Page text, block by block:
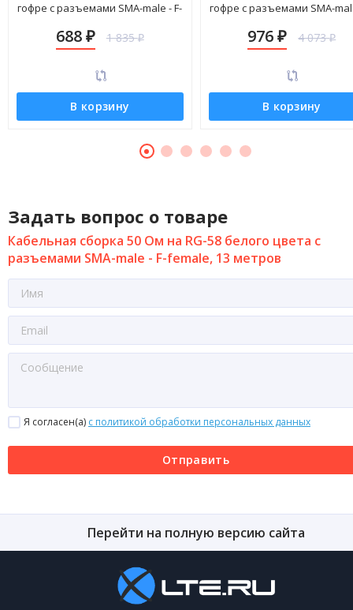
гофре с разъемами SMA-male - F-
688 ₽ 1 835₽
В корзину
гофре с разъемами SMA-
976₽ 4 073₽
В корзину
Задать вопрос о товаре
Кабельная сборка 50 Ом на RG-58 белого цвета с
разъемами SMA-male - F-female, 13 метров
Я согласен(a) с политикой обработки персональных данных
Отправить
Перейти на полную версию сайта